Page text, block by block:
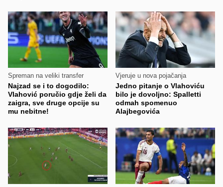
Spreman na veliki transfer
Najzad se i to dogodilo:
Vlahović poručio gdje želi da
zaigra, sve druge opcije su
mu nebitne!
Vjeruje u nova pojačanja
Jedno pitanje o Vlahoviću
bilo je dovoljno: Spalletti
odmah spomenuo
Alajbegovića